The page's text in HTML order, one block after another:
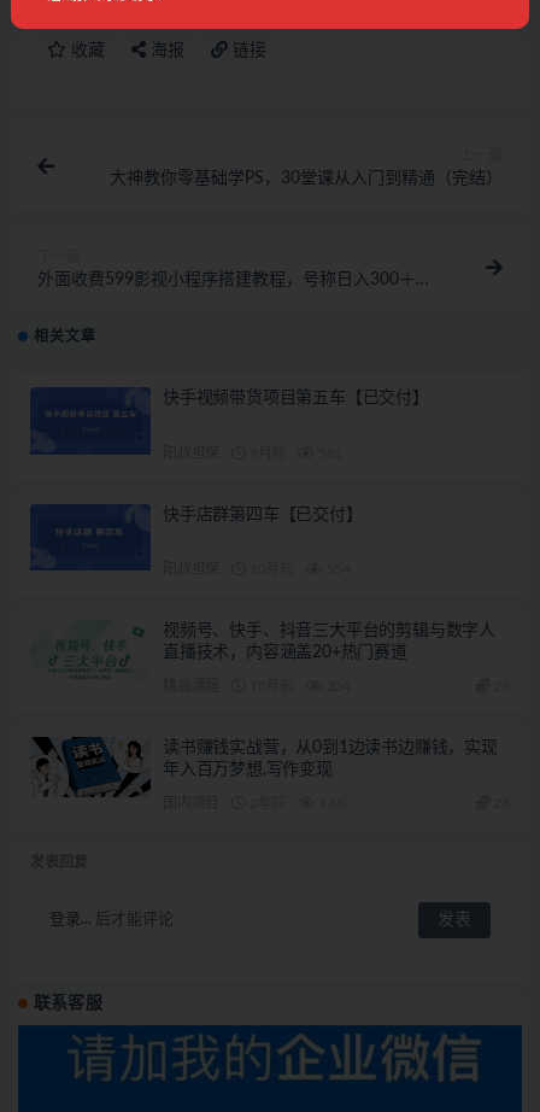
收藏 海报 链接
大神教你零基础学PS，30堂课从入门到精通（完结）
外面收费599影视小程序搭建教程，号称日入300＋
相关文章
快手视频带货项目第五车【已交付】
快手店群第四车【已交付】
视频号、快手、抖音三大平台的剪辑与数字人
直播技术，内容涵盖20+热门赛道
读书赚钱实战营，从0到1边读书边赚钱，实现
年入百万梦想,写作变现
登录... 后才能评论
联系客服